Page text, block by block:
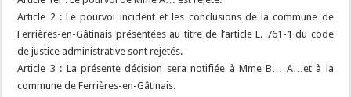
Article 2 : Le pourvoi incident et les conclusions de la commune de
Ferrières-en-Gâtinais présentées au titre de l’article L. 761-1 du code
de justice administrative sont rejetés.
Article 3 : La présente décision sera notifiée à Mme B… A…et à la
commune de Ferrières-en-Gâtinais.